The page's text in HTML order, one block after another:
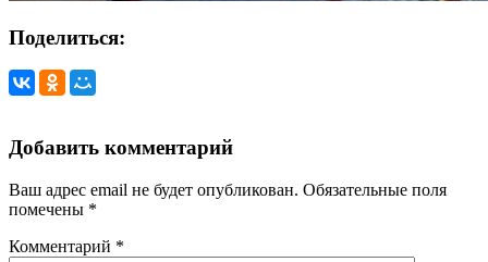
Поделиться:
Добавить комментарий
Ваш адрес email не будет опубликован. Обязательные поля
помечены *
Комментарий *